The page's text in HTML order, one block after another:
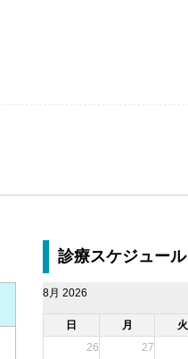
診療スケジュール
8月 2026
日 月 火
26
27